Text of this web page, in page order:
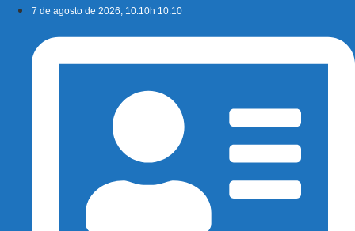
conteúdo
7 de agosto de 2026, 10:10h 10:10